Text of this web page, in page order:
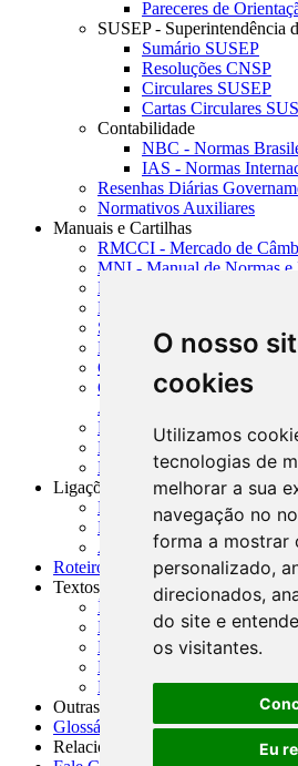
O nosso
cookies
Utilizamos
tecnologias de
melhorar a sua
navegação no
forma a mostrar
personalizado,
direcionados,
do site e
os visitantes.
Eu
Pareceres de
SUSEP - Superintendência
Sumário SUSEP
Resoluções CNSP
Circulares SUSEP
Cartas Circulares
Contabilidade
NBC - Normas
IAS - Normas
Resenhas Diárias
Normativos Auxiliares
Manuais e Cartilhas
RMCCI - Mercado de
MNI - Manual de Normas e
MTVM - Manual de Títulos
MCR - Manual de Crédito
SISORF - Manual de
MASUP - Manual de
CADOC - Catálogo de
CNAE-CONCLA -
Atividades Econômicas
PMF - Cartilhas do BCB
Manuais Auxiliares do
Resenhas Diárias
Ligações Externas
Links Úteis
Presidência da República
Agências Nacionais
Roteiros para Estudos
Textos
Índice de Textos
Editorial
Monografias
Na Imprensa
Fórum de Discussão
Outras ferramentas
Glossário
Relacionamento